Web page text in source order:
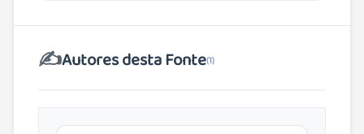
✍️Autores desta Fonte(1)